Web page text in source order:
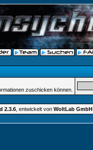
zuschicken können.
2.3.6, entwickelt von WoltLab GmbH